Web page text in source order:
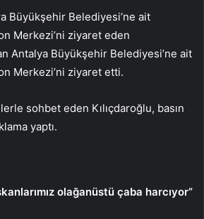
Büyükşehir Belediyesi’ne ait
Merkezi’ni ziyaret eden
Antalya Büyükşehir Belediyesi’ne ait
Merkezi’ni ziyaret etti.
sohbet eden Kılıçdaroğlu, basın
yaptı.
olağanüstü çaba harcıyor”